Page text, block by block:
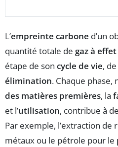
L’empreinte carbone d’un
quantité totale de gaz à
étape de son cycle de vie,
élimination. Chaque phase,
des matières premières, la
et l’utilisation, contribue à
Par exemple, l’extraction de
métaux ou le pétrole pour le